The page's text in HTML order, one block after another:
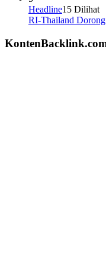
Headline15 Dilihat
RI-Thailand